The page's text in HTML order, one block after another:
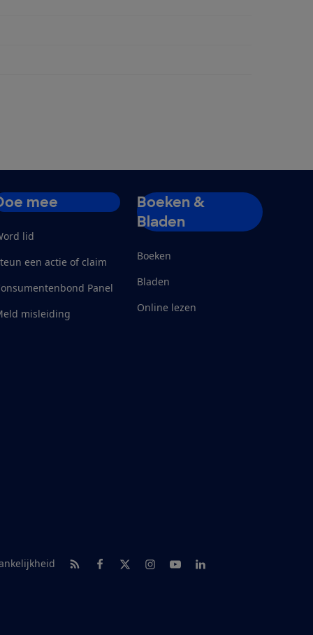
mee
lid
een actie of claim
Panel
misleiding
Boeken &
Bladen
Boeken
Bladen
Online lezen
RSS-feed nieuws
Facebook
TwitterInstagram
YoutubeLinkedIn